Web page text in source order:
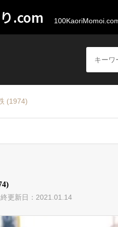
.com
(1974)
更新日：2021.01.14